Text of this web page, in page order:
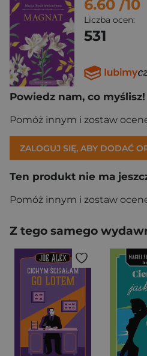
6.60 /10
Liczba ocen:
531
Powiedz nam, co myślisz!
Pomóż innym i zostaw
ZALOGUJ SIĘ, ABY DODAĆ
Ten produkt nie ma
Pomóż innym i zostaw
Z tego samego